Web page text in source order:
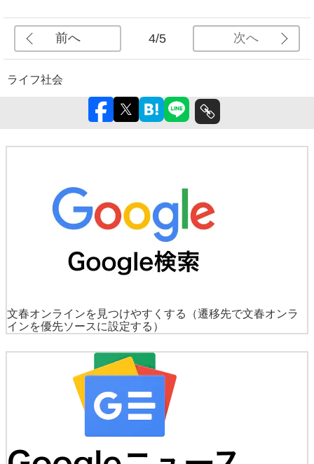
前へ 4/5 次へ
ライフ社会
文春オンラインを見つけやすくする
（遷移先で文春オンラ
インを優先ソースに設定する）